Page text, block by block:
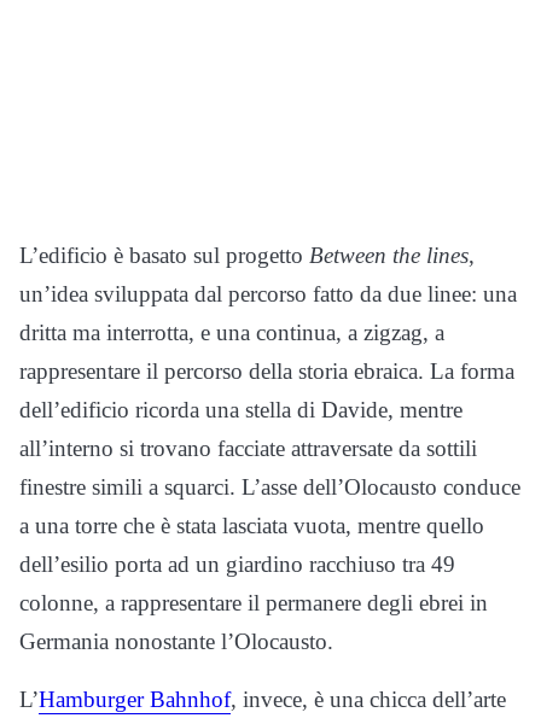
L’edificio è basato sul progetto Between the lines,
un’idea sviluppata dal percorso fatto da due linee: una
dritta ma interrotta, e una continua, a zigzag, a
rappresentare il percorso della storia ebraica. La forma
dell’edificio ricorda una stella di Davide, mentre
all’interno si trovano facciate attraversate da sottili
finestre simili a squarci. L’asse dell’Olocausto conduce
a una torre che è stata lasciata vuota, mentre quello
dell’esilio porta ad un giardino racchiuso tra 49
colonne, a rappresentare il permanere degli ebrei in
Germania nonostante l’Olocausto.
L’Hamburger Bahnhof, invece, è una chicca dell’arte